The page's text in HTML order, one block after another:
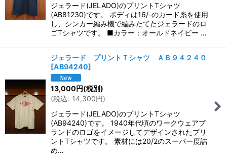
ジェラード(JELADO)のプリントTシャツ
(AB81230)です。 ボディは16/-のカード糸を使用
し、シンカー編み機で編みたてたジェラードのロ
ゴTシャツです。 ■カラー：オールドネイビー …
ジェラード プリントＴシャツ ＡＢ９４２４０
[AB94240]
13,000円(税別)
(税込: 14,300円)
ジェラード(JELADO)のプリントTシャツ
(AB94240)です。 1940年代頃のワークウェアブ
ランドのロゴをイメージしてデザインされたプリ
ントTシャツです。 素材には20/2のスーパー度詰
め…